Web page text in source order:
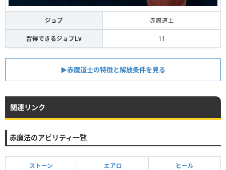
ジョブ 赤魔道士
習得できるジョブLv 11
▶︎赤魔道士の特徴と解放条件を見る
関連リンク
赤魔法のアビリティ一覧
ストーン エアロ ヒール